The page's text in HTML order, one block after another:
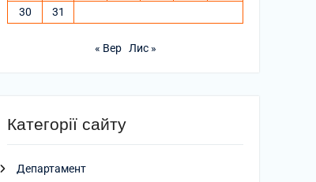
30
31
« Вер Лис »
Категорії сайту
Департамент